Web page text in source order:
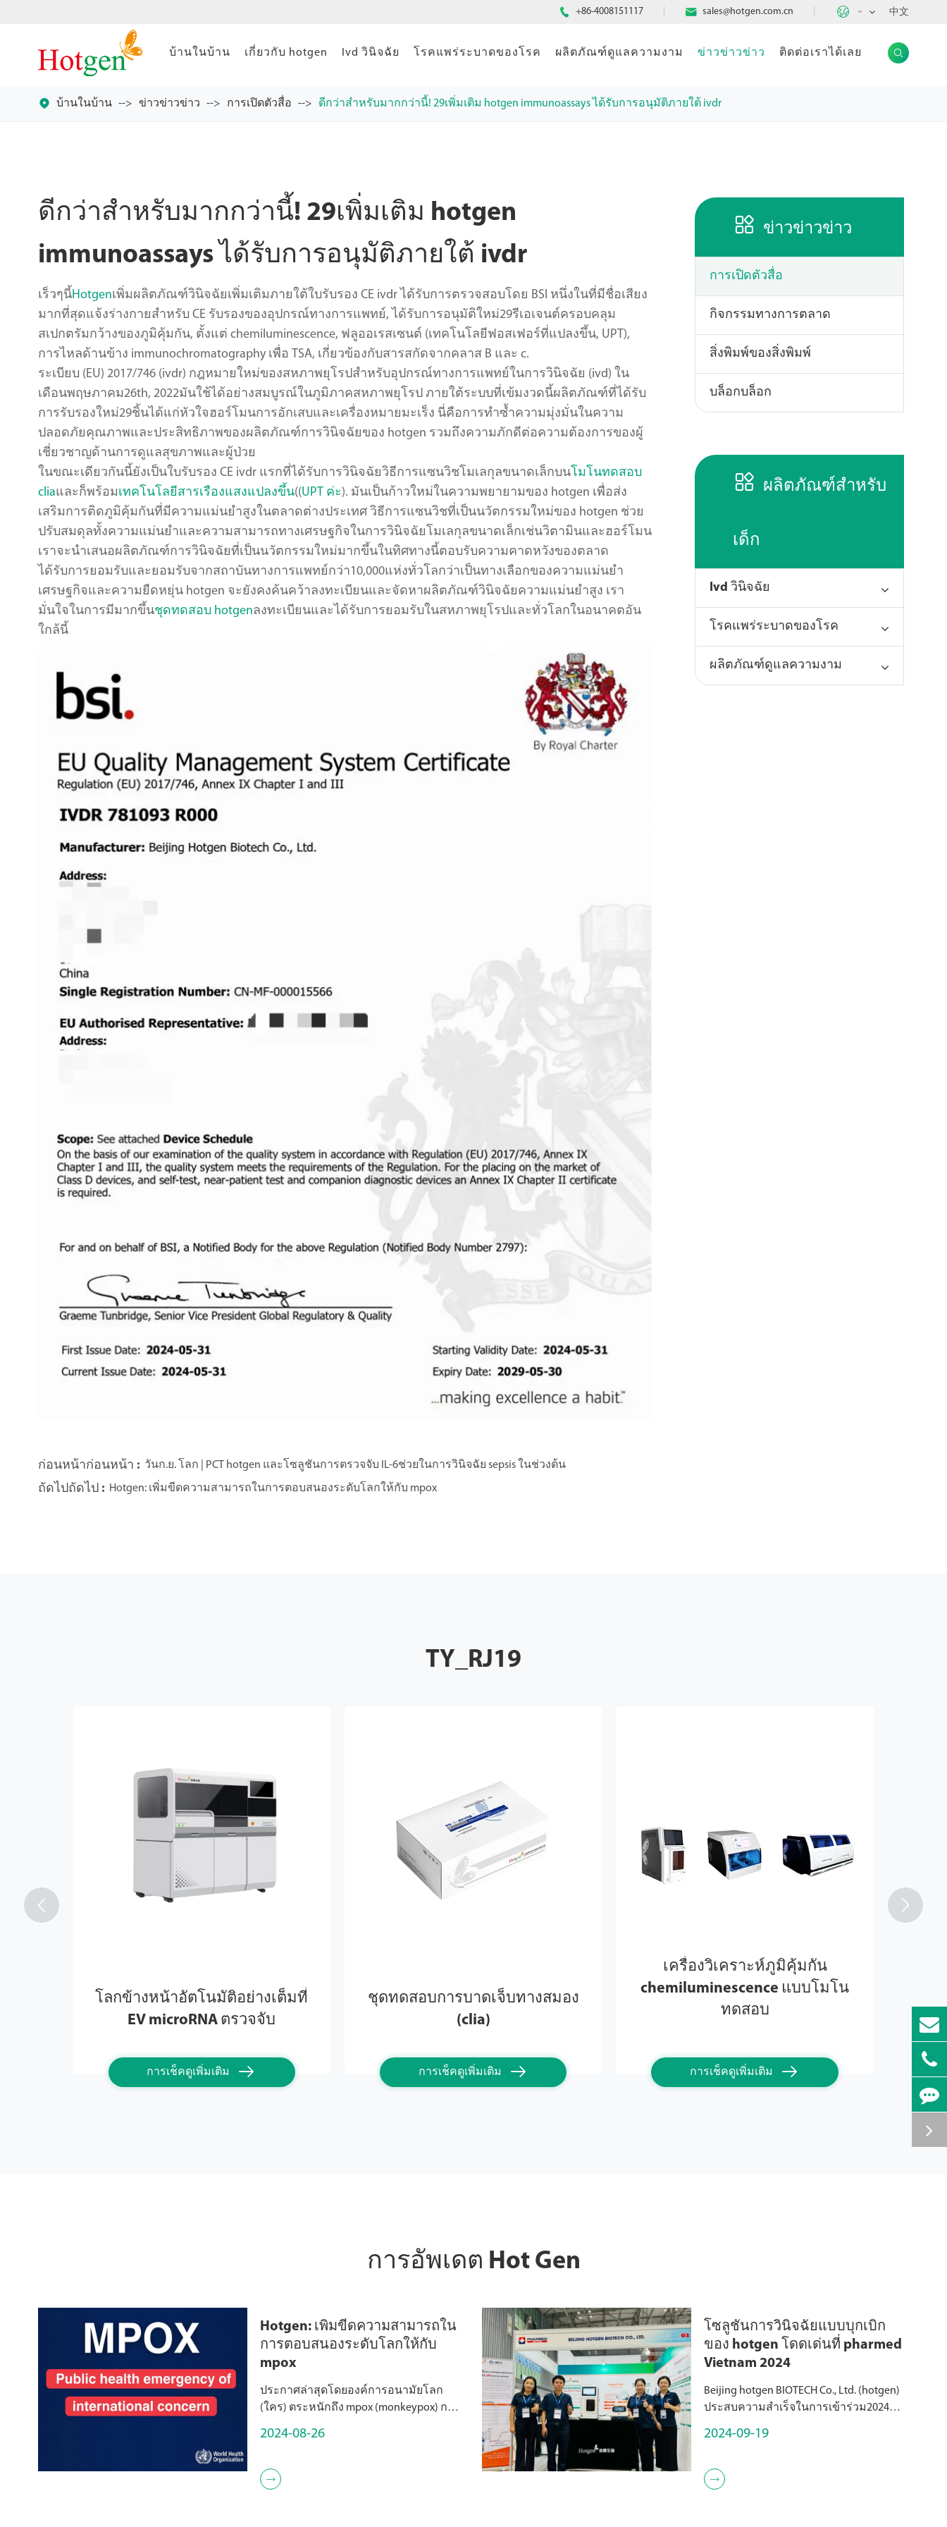
 +86-4008151117  sales@hotgen.com.cn  TH 中文
บ้านในบ้าน เกี่ยวกับ hotgen Ivd วินิจฉัย โรคแพร่ระบาดของโรค ผลิตภัณฑ์ดูแลความงาม ข่าวข่าวข่าว ติดต่อเราได้เลย 
 บ้านในบ้าน ข่าวข่าวข่าว การเปิดตัวสื่อ ดีกว่าสำหรับมากกว่านี้! 29เพิ่มเติม hotgen immunoassays ได้รับการอนุมัติภายใต้ ivdr
ดีกว่าสำหรับมากกว่านี้! 29เพิ่มเติม hotgen
immunoassays ได้รับการอนุมัติภายใต้ ivdr
เร็วๆนี้Hotgenเพิ่มผลิตภัณฑ์วินิจฉัยเพิ่มเติมภายใต้ใบรับรอง CE ivdr ได้รับการตรวจสอบโดย BSI หนึ่งในที่มีชื่อเสียง
มากที่สุดแจ้งร่างกายสำหรับ CE รับรองของอุปกรณ์ทางการแพทย์, ได้รับการอนุมัติใหม่29รีเอเจนต์ครอบคลุม
สเปกตรัมกว้างของภูมิคุ้มกัน, ตั้งแต่ chemiluminescence, ฟลูออเรสเซนต์ (เทคโนโลยีฟอสเฟอร์ที่แปลงขึ้น, UPT),
การไหลด้านข้าง immunochromatography เพื่อ TSA, เกี่ยวข้องกับสารสกัดจากคลาส B และ c.
ระเบียบ (EU) 2017/746 (ivdr) กฎหมายใหม่ของสหภาพยุโรปสำหรับอุปกรณ์ทางการแพทย์ในการวินิจฉัย (ivd) ใน
เดือนพฤษภาคม26th, 2022มันใช้ได้อย่างสมบูรณ์ในภูมิภาคสหภาพยุโรป ภายใต้ระบบที่เข้มงวดนี้ผลิตภัณฑ์ที่ได้รับ
การรับรองใหม่29ชิ้นได้แก่หัวใจฮอร์โมนการอักเสบและเครื่องหมายมะเร็ง นี่คือการทำซ้ำความมุ่งมั่นในความ
ปลอดภัยคุณภาพและประสิทธิภาพของผลิตภัณฑ์การวินิจฉัยของ hotgen รวมถึงความภักดีต่อความต้องการของผู้
เชี่ยวชาญด้านการดูแลสุขภาพและผู้ป่วย
ในขณะเดียวกันนี้ยังเป็นใบรับรอง CE ivdr แรกที่ได้รับการวินิจฉัยวิธีการแซนวิชโมเลกุลขนาดเล็กบนโมโนทดสอบ
cliaและก็พร้อมเทคโนโลยีสารเรืองแสงแปลงขึ้น((UPT ค่ะ). มันเป็นก้าวใหม่ในความพยายามของ hotgen เพื่อส่ง
เสริมการติดภูมิคุ้มกันที่มีความแม่นยำสูงในตลาดต่างประเทศ วิธีการแซนวิชที่เป็นนวัตกรรมใหม่ของ hotgen ช่วย
ปรับสมดุลทั้งความแม่นยำและความสามารถทางเศรษฐกิจในการวินิจฉัยโมเลกุลขนาดเล็กเช่นวิตามินและฮอร์โมน
เราจะนำเสนอผลิตภัณฑ์การวินิจฉัยที่เป็นนวัตกรรมใหม่มากขึ้นในทิศทางนี้ตอบรับความคาดหวังของตลาด
ได้รับการยอมรับและยอมรับจากสถาบันทางการแพทย์กว่า10,000แห่งทั่วโลกว่าเป็นทางเลือกของความแม่นยำ
เศรษฐกิจและความยืดหยุ่น hotgen จะยังคงค้นคว้าลงทะเบียนและจัดหาผลิตภัณฑ์วินิจฉัยความแม่นยำสูง เรา
มั่นใจในการมีมากขึ้นชุดทดสอบ hotgenลงทะเบียนและได้รับการยอมรับในสหภาพยุโรปและทั่วโลกในอนาคตอัน
ใกล้นี้
ก่อนหน้าก่อนหน้า : วันก.ย. โลก | PCT hotgen และโซลูชันการตรวจจับ IL-6ช่วยในการวินิจฉัย sepsis ในช่วงต้น
ถัดไปถัดไป : Hotgen: เพิ่มขีดความสามารถในการตอบสนองระดับโลกให้กับ mpox
 ข่าวข่าวข่าว
การเปิดตัวสื่อ
กิจกรรมทางการตลาด
สิ่งพิมพ์ของสิ่งพิมพ์
บล็อกบล็อก
 ผลิตภัณฑ์สำหรับ
เด็ก
Ivd วินิจฉัย
โรคแพร่ระบาดของโรค
ผลิตภัณฑ์ดูแลความงาม
TY_RJ19
โลกข้างหน้าอัตโนมัติอย่างเต็มที่
EV microRNA ตรวจจับ
การเช็คดูเพิ่มเติม 
ชุดทดสอบการบาดเจ็บทางสมอง
(clia)
การเช็คดูเพิ่มเติม 
เครื่องวิเคราะห์ภูมิคุ้มกัน
chemiluminescence แบบโมโน
ทดสอบ
การเช็คดูเพิ่มเติม 
 
การอัพเดต Hot Gen
Hotgen: เพิ่มขีดความสามารถใน
การตอบสนองระดับโลกให้กับ
mpox
ประกาศล่าสุดโดยองค์การอนามัยโลก
(ใคร) ตระหนักถึง mpox (monkeypox) การ
www.who.int/news/item/14-0...
2024-08-26

โซลูชันการวินิจฉัยแบบบุกเบิก
ของ hotgen โดดเด่นที่ pharmed
Vietnam 2024
Beijing hotgen BIOTECH Co., Ltd. (hotgen)
ประสบความสำเร็จในการเข้าร่วม2024
2024-09-19
